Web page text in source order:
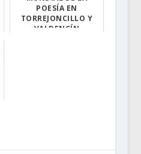
POESÍA EN
TORREJONCILLO Y
VALDENCÍN